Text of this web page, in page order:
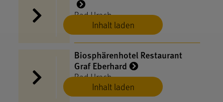
Inhalt laden
Bad Urach
Inhalt laden
Biosphärenhotel Restaurant
Graf Eberhard
Bad Urach